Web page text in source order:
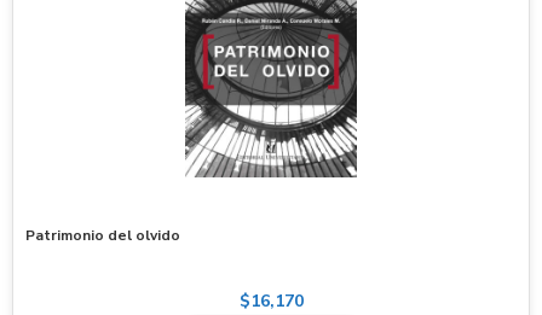
Patrimonio del olvido
$16,170